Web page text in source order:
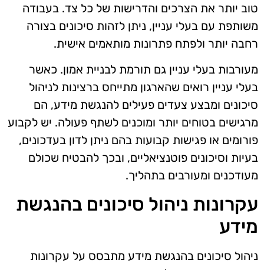
טוב יותר את הצרכים והדרישות של כל צד. בעבודה
משותפת עם בעלי עניין, ניתן לזהות סיכונים בצורה
רחבה יותר ולפתח פתרונות מותאמים אישית.
מעורבות בעלי עניין גם תורמת לבניית אמון. כאשר
בעלי עניין רואים שהארגון מתייחס ברצינות לניהול
סיכונים ומבצע צעדים פעילים להנגשת מידע, הם
מרגישים בטוחים יותר ומוכנים לשתף פעולה. יש לקבוע
פורומים או פגישות קבועות בהם ניתן לדון בעדכונים,
בעיות וסיכונים פוטנציאליים, ובכך להבטיח שכולם
מעודכנים ומעורבים בתהליך.
עקרונות ניהול סיכונים בהנגשת
מידע
ניהול סיכונים בהנגשת מידע מתבסס על עקרונות